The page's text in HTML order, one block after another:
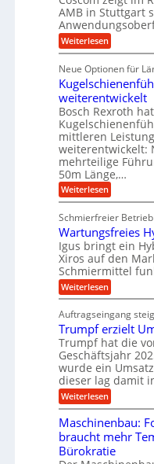
r
r
a
e
U
m
g
e
b
u
n
g
n
i
n
g
a
n
g
S
t
e
l
e
n
b
e
f
ü
r
r
ä
z
i
s
e
H
u
b
b
e
w
e
g
u
n
g
e
n
s
i
o
n
f
r
A
u
t
o
m
o
t
i
v
e
u
n
d
M
a
s
c
h
i
n
n
b
a
u
AMB in Stuttgart
Weiterlesen:
D
g
i
t
a
l
e
r
W
e
r
k
z
e
u
g
k
r
e
i
s
l
u
f
Neue Optionen für
weiterentwickelt
Bosch Rexroth
mittleren
weiterentwickelt:
mehrteilige
50m Länge,…
Weiterlesen:
K
g
e
l
s
c
h
i
e
e
n
f
ü
h
r
u
n
g
e
n
B
S
Schmierfreier Betrieb
Wartungsfreies
Igus bringt ein
Xiros auf den
Schmiermittel
Weiterlesen:
W
r
t
u
n
g
s
f
r
e
e
s
H
Auftragseingang
Trumpf erzielt
Trumpf hat die
Geschäftsjahr
wurde ein
dieser lag damit
Weiterlesen:
T
u
m
p
f
Maschinenbau:
braucht mehr
Bürokratie